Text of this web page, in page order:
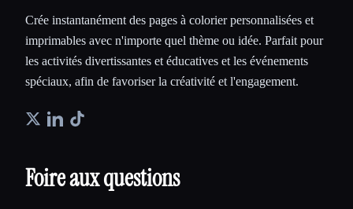
Crée instantanément des pages à colorier personnalisées et
imprimables avec n'importe quel thème ou idée. Parfait pour
les activités divertissantes et éducatives et les événements
spéciaux, afin de favoriser la créativité et l'engagement.
Foire aux questions